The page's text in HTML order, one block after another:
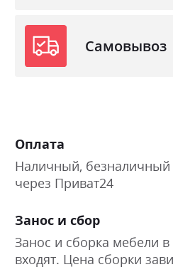
Самовывоз
Оплата
Наличный, безналичный
через Приват24
Занос и сбор
Занос и сборка мебели
входят. Цена сборки